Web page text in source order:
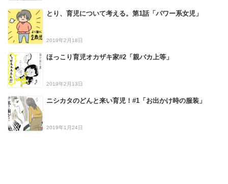
とり、育児について考える。第1話「パワー系女児」
2019年2月18日
ほっこり育児オカザキ家#2「親バカ上等」
2019年2月13日
ニシカタのどんと来い育児！#1「お出かけ時の服装」
2019年1月24日